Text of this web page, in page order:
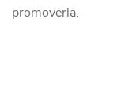
promoverla.